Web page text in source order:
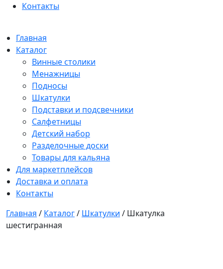
Контакты
Главная
Каталог
Винные столики
Менажницы
Подносы
Шкатулки
Подставки и подсвечники
Салфетницы
Детский набор
Разделочные доски
Товары для кальяна
Для маркетплейсов
Доставка и оплата
Контакты
Главная / Каталог/ Шкатулки / Шкатулка
шестигранная